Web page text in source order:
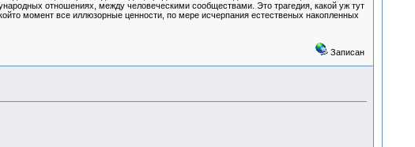
отношениях, между человеческими сообществами. Это трагедия, какой уж тут
момент все иллюзорные ценности, по мере исчерпания естественых накопленных
Записан